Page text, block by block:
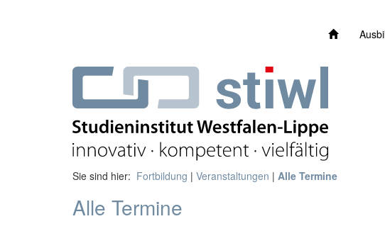
Sie sind hier: Fortbildung | Veranstaltungen | Alle Termine
Alle Termine